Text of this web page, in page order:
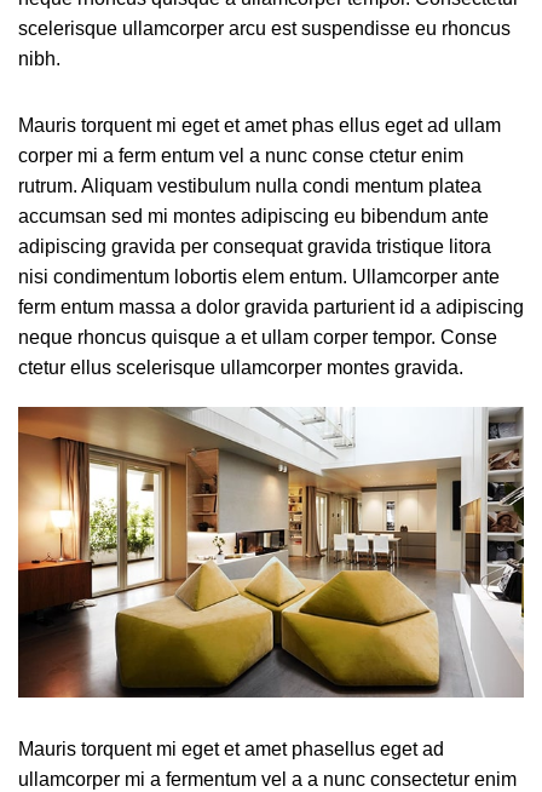
scelerisque ullamcorper arcu est suspendisse eu rhoncus
nibh.
Mauris torquent mi eget et amet phas ellus eget ad ullam
corper mi a ferm entum vel a nunc conse ctetur enim
rutrum. Aliquam vestibulum nulla condi mentum platea
accumsan sed mi montes adipiscing eu bibendum ante
adipiscing gravida per consequat gravida tristique litora
nisi condimentum lobortis elem entum. Ullamcorper ante
ferm entum massa a dolor gravida parturient id a adipiscing
neque rhoncus quisque a et ullam corper tempor. Conse
ctetur ellus scelerisque ullamcorper montes gravida.
Mauris torquent mi eget et amet phasellus eget ad
ullamcorper mi a fermentum vel a a nunc consectetur enim